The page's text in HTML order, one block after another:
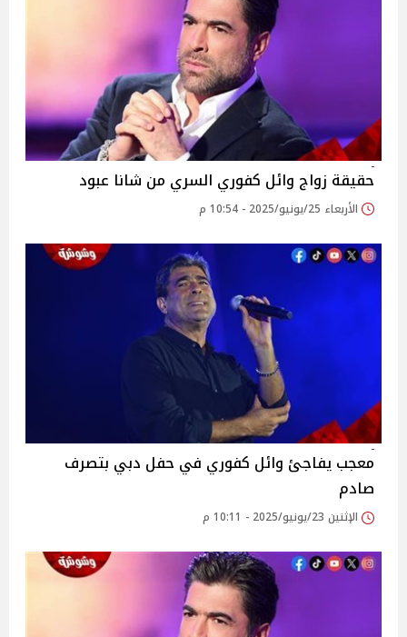
حقيقة زواج وائل كفوري السري من شانا عبود
الأربعاء 25/يونيو/2025 - 10:54 م
معجب يفاجئ وائل كفوري في حفل دبي بتصرف
صادم
الإثنين 23/يونيو/2025 - 10:11 م